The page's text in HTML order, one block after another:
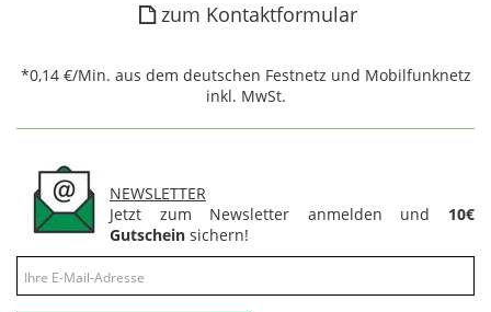
zum Kontaktformular
*0,14 €/Min. aus dem deutschen Festnetz und Mobilfunknetz
inkl. MwSt.
NEWSLETTER
Jetzt zum Newsletter anmelden und 10€
Gutschein sichern!